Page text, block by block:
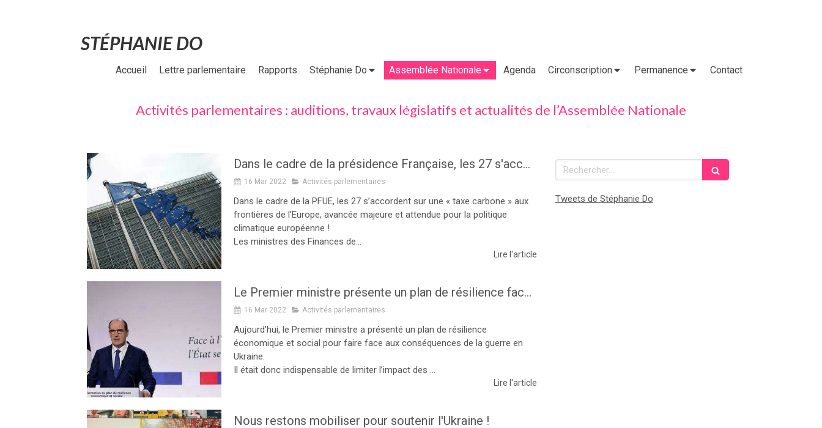
STÉPHANIE DO
Accueil Lettre parlementaire Rapports Stéphanie Do Assemblée Nationale Agenda Circonscription Permanence Contact
Activités parlementaires : auditions, travaux législatifs et actualités de l’Assemblée Nationale
Dans le cadre de la présidence Française, les 27 s'accordent sur une "taxe carbone" aux portes de l'Europe
16 Mar 2022 Activités parlementaires
Dans le cadre de la PFUE, les 27 s’accordent sur une « taxe carbone » aux
frontières de l’Europe, avancée majeure et attendue pour la politique
climatique européenne !
Les ministres des Finances de...
Lire l'article
Le Premier ministre présente un plan de résilience face à la guerre en Ukraine
16 Mar 2022 Activités parlementaires
Aujourd'hui, le Premier ministre a présenté un plan de résilience
économique et social pour faire face aux conséquences de la guerre en
Ukraine.
Il était donc indispensable de limiter l’impact des ...
Lire l'article
Nous restons mobiliser pour soutenir l'Ukraine !
Rechercher
Tweets de Stéphanie Do